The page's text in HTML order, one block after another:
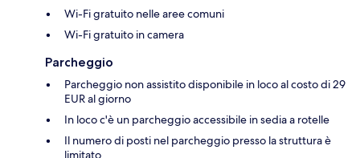
Wi-Fi gratuito nelle aree comuni
Wi-Fi gratuito in camera
Parcheggio
Parcheggio non assistito disponibile in loco al costo di 29
EUR al giorno
In loco c'è un parcheggio accessibile in sedia a rotelle
Il numero di posti nel parcheggio presso la struttura è
limitato